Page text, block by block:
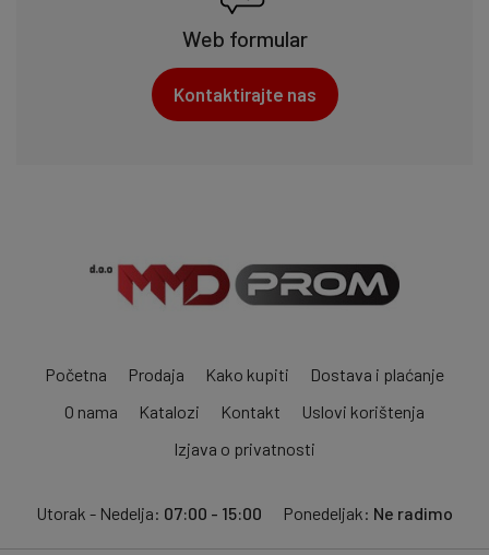
Web formular
Kontaktirajte nas
Početna Prodaja Kako kupiti
Dostava i plaćanje
O nama
Katalozi Kontakt
Uslovi korištenja
Izjava o privatnosti
Utorak - Nedelja: 07:00 - 15:00 Ponedeljak: Ne radimo